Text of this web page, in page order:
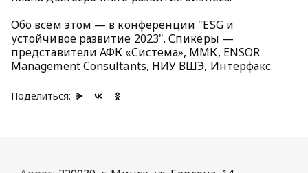
Обо всём этом — в конференции "ESG и
устойчивое развитие 2023". Спикеры —
представителиАФК «Система», ММК, ENSOR
Management Consultants, НИУ ВШЭ, Интерфакс.
Поделиться: